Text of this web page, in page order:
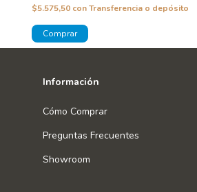
$5.575,50 conTransferencia o depósito
Información
Cómo Comprar
Preguntas Frecuentes
Showroom